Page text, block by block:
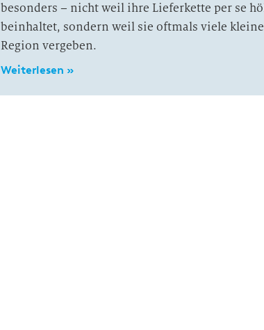
besonders – nicht weil ihre Lieferkette per se
beinhaltet, sondern weil sie oftmals viele
Region vergeben.
Weiterlesen »